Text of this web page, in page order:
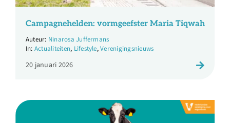
Campagnehelden: vormgeefster Maria Tiqwah
Ninarosa Juffermans
Actualiteiten, Lifestyle,Verenigingsnieuws
20 januari 2026